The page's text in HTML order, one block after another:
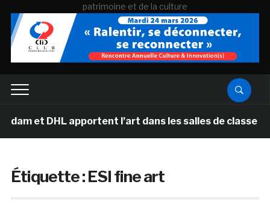
patrimoine et de la culture
et DHL apportent l’art dans les salles de classe des
Étiquette :ESI fine art